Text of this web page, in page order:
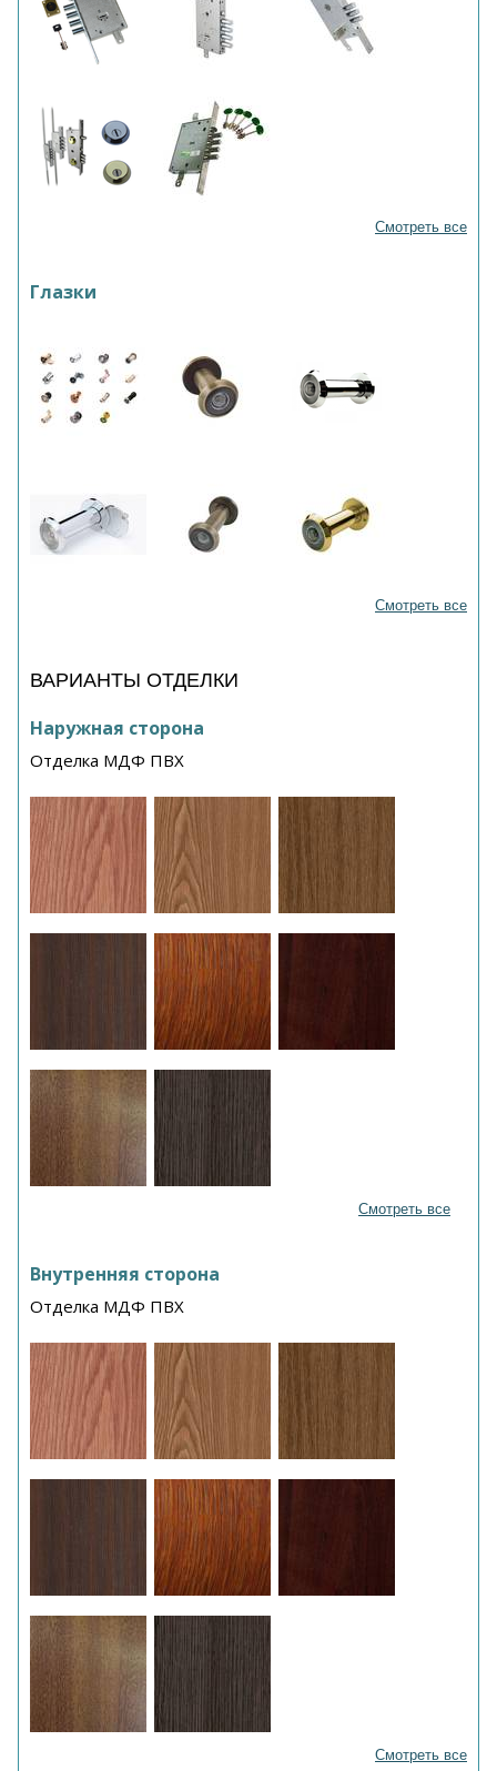
Смотреть все
Глазки
Смотреть все
ВАРИАНТЫ ОТДЕЛКИ
Наружная сторона
Отделка МДФ ПВХ
Смотреть все
Внутренняя сторона
Отделка МДФ ПВХ
Смотреть все